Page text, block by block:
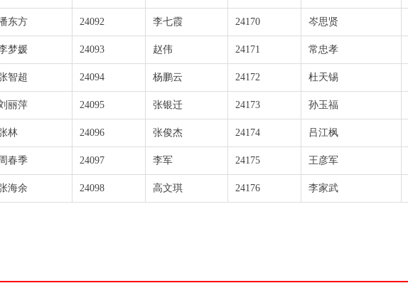
东方 24092 李七霞 24170 岑思贤
梦媛 24093 赵伟 24171 常忠孝
智超 24094 杨鹏云 24172 杜天锡
丽萍 24095 张银迁 24173 孙玉福
林 24096 张俊杰 24174 吕江枫
春季 24097 李军 24175 王彦军
海余 24098 高文琪 24176 李家武